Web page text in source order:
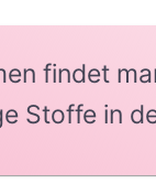
findet
Stoffe in